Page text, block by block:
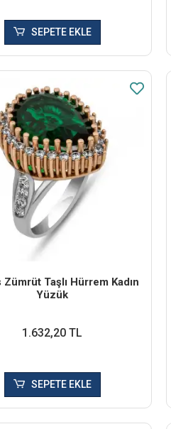
SEPETE EKLE
Zümrüt Taşlı Hürrem Kadın
Yüzük
1.632,20 TL
SEPETE EKLE